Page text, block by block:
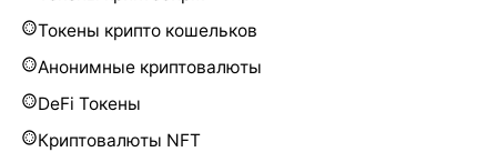
Токены крипто кошельков
Анонимные криптовалюты
DeFi Токены
Криптовалюты NFT